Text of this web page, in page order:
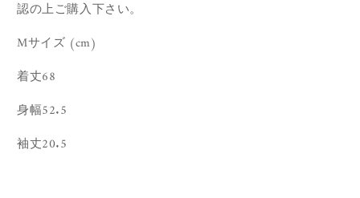
認の上ご購入下さい。
Mサイズ (cm)
着丈68
身幅52.5
袖丈20.5